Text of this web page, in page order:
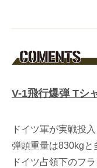
V-1飛行爆弾 Tシ
ドイツ軍が実戦投
弾頭重量は830kgと
ドイツ占領下のフ